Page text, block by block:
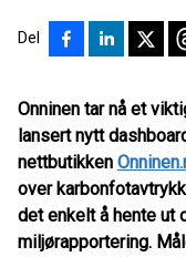
Del
Onninen tar nå et
lansert nytt
nettbutikken
over
det enkelt å hente ut
miljørapportering.